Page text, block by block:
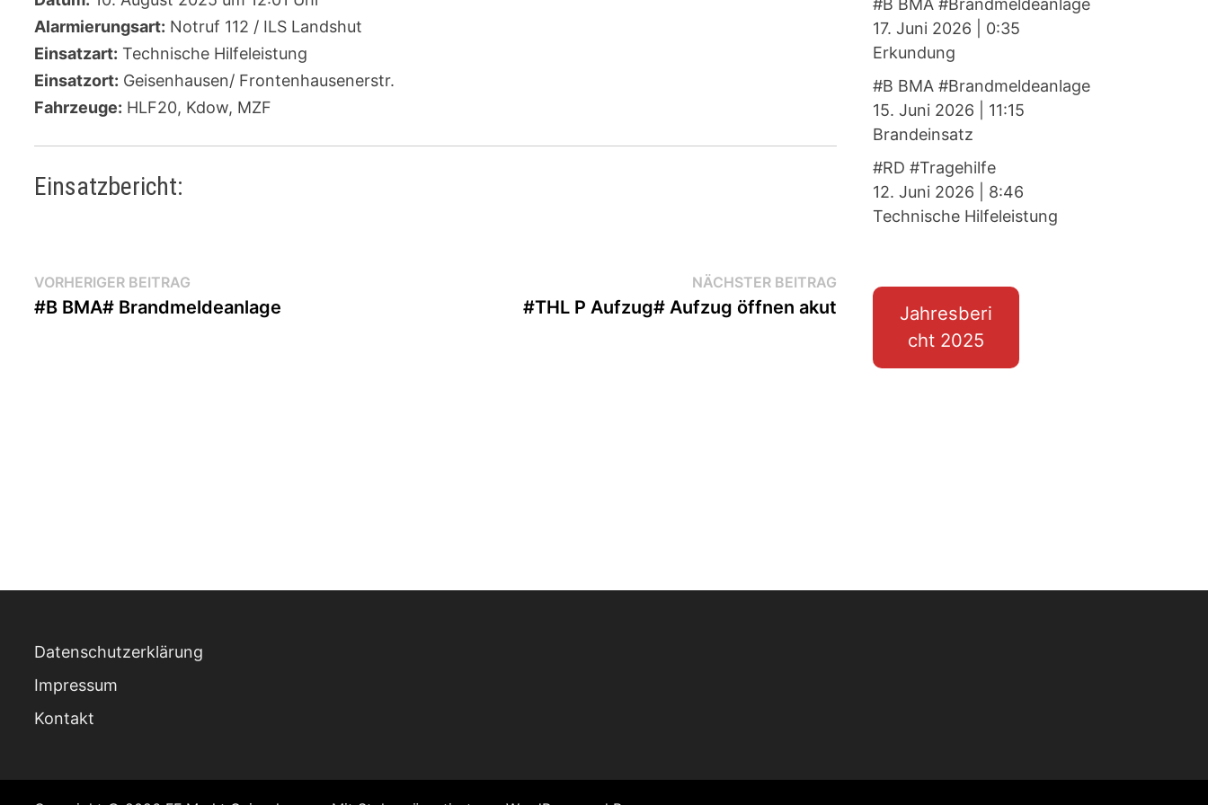
Alarmierungsart: Notruf 112 / ILS Landshut
Einsatzart: Technische Hilfeleistung
Einsatzort: Geisenhausen/ Frontenhausenerstr.
Fahrzeuge: HLF20, Kdow, MZF
Einsatzbericht:
Beitragsnavigation
VORHERIGER BEITRAG
Beitrag:
#B BMA# Brandmeldeanlage
NÄCHSTER BEITRAGNächster
Beitrag:
#THL P Aufzug# Aufzug öffnen akut
#B BMA #Brandmeldeanlage
17. Juni 2026
0:35
Erkundung
#B BMA #Brandmeldeanlage
15. Juni 2026
11:15
Brandeinsatz
#RD #Tragehilfe
12. Juni 2026
8:46
Technische Hilfeleistung
Jahresberi
cht 2025
Datenschutzerklärung
Impressum
Kontakt